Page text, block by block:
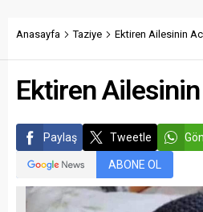
Anasayfa Taziye Ektiren Ailesinin
Ektiren Ailesinin
Paylaş Tweetle
ABONE OL